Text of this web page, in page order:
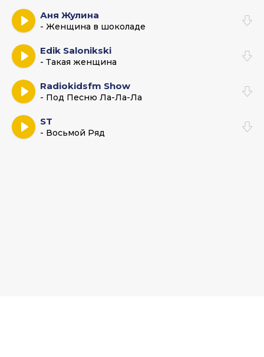
Аня Жулина
- Женщина в шоколаде
Edik Salonikski
- Такая женщина
Radiokidsfm Show
- Под Песню Ла-Ла-Ла
ST
- Восьмой Ряд